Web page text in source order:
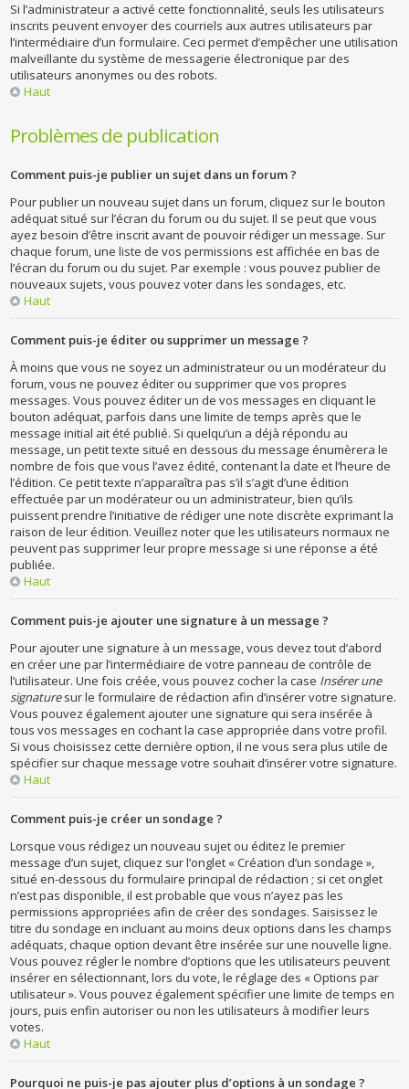
Si l’administrateur a activé cette fonctionnalité, seuls les utilisateurs
inscrits peuvent envoyer des courriels aux autres utilisateurs par
l’intermédiaire d’un formulaire. Ceci permet d’empêcher une utilisation
malveillante du système de messagerie électronique par des
utilisateurs anonymes ou des robots.
Haut
Problèmes de publication
Comment puis-je publier un sujet dans un forum ?
Pour publier un nouveau sujet dans un forum, cliquez sur le bouton
adéquat situé sur l’écran du forum ou du sujet. Il se peut que vous
ayez besoin d’être inscrit avant de pouvoir rédiger un message. Sur
chaque forum, une liste de vos permissions est affichée en bas de
l’écran du forum ou du sujet. Par exemple : vous pouvez publier de
nouveaux sujets, vous pouvez voter dans les sondages, etc.
Haut
Comment puis-je éditer ou supprimer un message ?
À moins que vous ne soyez un administrateur ou un modérateur du
forum, vous ne pouvez éditer ou supprimer que vos propres
messages. Vous pouvez éditer un de vos messages en cliquant le
bouton adéquat, parfois dans une limite de temps après que le
message initial ait été publié. Si quelqu’un a déjà répondu au
message, un petit texte situé en dessous du message énumèrera le
nombre de fois que vous l’avez édité, contenant la date et l’heure de
l’édition. Ce petit texte n’apparaîtra pas s’il s’agit d’une édition
effectuée par un modérateur ou un administrateur, bien qu’ils
puissent prendre l’initiative de rédiger une note discrète exprimant la
raison de leur édition. Veuillez noter que les utilisateurs normaux ne
peuvent pas supprimer leur propre message si une réponse a été
publiée.
Haut
Comment puis-je ajouter une signature à un message ?
Pour ajouter une signature à un message, vous devez tout d’abord
en créer une par l’intermédiaire de votre panneau de contrôle de
l’utilisateur. Une fois créée, vous pouvez cocher la case Insérer une
signaturesur le formulaire de rédaction afin d’insérer votre signature.
Vous pouvez également ajouter une signature qui sera insérée à
tous vos messages en cochant la case appropriée dans votre profil.
Si vous choisissez cette dernière option, il ne vous sera plus utile de
spécifier sur chaque message votre souhait d’insérer votre signature.
Haut
Comment puis-je créer un sondage ?
Lorsque vous rédigez un nouveau sujet ou éditez le premier
message d’un sujet, cliquez sur l’onglet « Création d’un sondage »,
situé en-dessous du formulaire principal de rédaction ; si cet onglet
n’est pas disponible, il est probable que vous n’ayez pas les
permissions appropriées afin de créer des sondages. Saisissez le
titre du sondage en incluant au moins deux options dans les champs
adéquats, chaque option devant être insérée sur une nouvelle ligne.
Vous pouvez régler le nombre d’options que les utilisateurs peuvent
insérer en sélectionnant, lors du vote, le réglage des « Options par
utilisateur ». Vous pouvez également spécifier une limite de temps en
jours, puis enfin autoriser ou non les utilisateurs à modifier leurs
votes.
Haut
Pourquoi ne puis-je pas ajouter plus d’options à un sondage ?